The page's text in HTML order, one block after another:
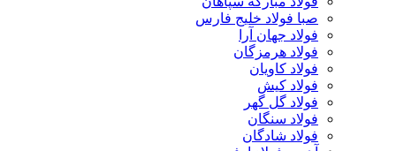
صبا فولاد خلیج فارس
فولاد جهان آرا
فولاد هرمزگان
فولاد کاویان
فولاد کیش
فولاد گل گهر
فولاد سنگان
فولاد شادگان